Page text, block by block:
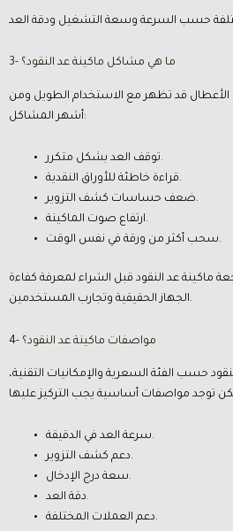
3- ما هي مشاكل ماكينة عد النقود؟
الأعطال قد تظهر مع الاستخدام الطويل ومن
أشهر المشاكل:
توقف العد بشكل متكرر.
قراءة خاطئة للأوراق النقدية.
ضعف حساسات كشف التزوير.
ارتفاع صوت الماكينة.
سحب أكثر من ورقة في نفس الوقت.
ماكينة عد النقود قبل الشراء لمعرفة كفاءة
الجهاز الحقيقية وتجارب المستخدمين.
4- مواصفات ماكينة عد النقود؟
حسب الفئة السعرية والإمكانيات التقنية،
سرعة العد في الدقيقة.
دعم كشف التزوير.
سعة درج الإدخال.
دقة العد.
دعم العملات المختلفة.